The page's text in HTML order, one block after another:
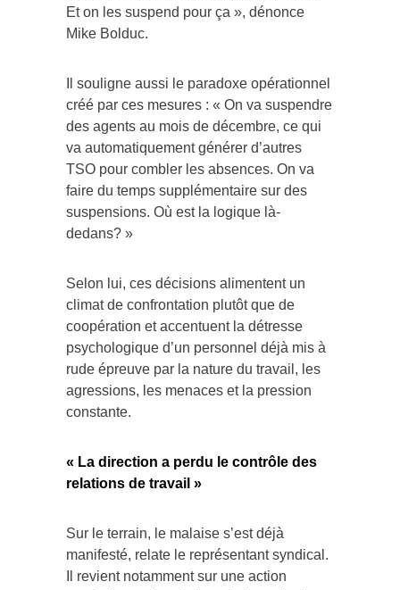
Et on les suspend pour ça », dénonce
Mike Bolduc.
Il souligne aussi le paradoxe opérationnel
créé par ces mesures : « On va suspendre
des agents au mois de décembre, ce qui
va automatiquement générer d’autres
TSO pour combler les absences. On va
faire du temps supplémentaire sur des
suspensions. Où est la logique là-
dedans? »
Selon lui, ces décisions alimentent un
climat de confrontation plutôt que de
coopération et accentuent la détresse
psychologique d’un personnel déjà mis à
rude épreuve par la nature du travail, les
agressions, les menaces et la pression
constante.
« La direction a perdu le contrôle des
relations de travail »
Sur le terrain, le malaise s’est déjà
manifesté, relate le représentant syndical.
Il revient notamment sur une action